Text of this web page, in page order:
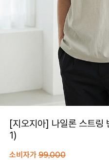
[지오지아] 나일론 스트
1)
소비자가99,000